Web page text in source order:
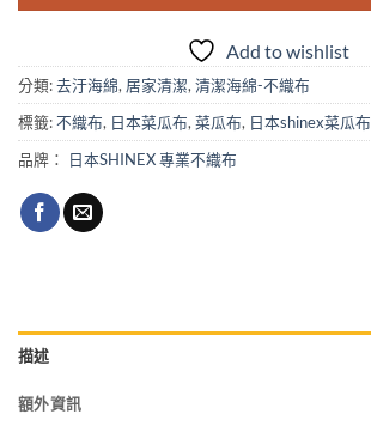
Add to wishlist
分類:去汙海綿, 居家清潔, 清潔海綿-不織布
標籤:不織布, 日本菜瓜布, 菜瓜布, 日本shinex菜瓜布
品牌：
日本SHINEX 專業不織布
描述
額外資訊